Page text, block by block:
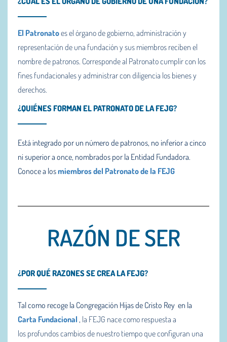
El Patronatoes el órgano de gobierno, administración y
representación de una fundación y sus miembros reciben el
nombre de patronos. Corresponde al Patronato cumplir con los
fines fundacionales y administrar con diligencia los bienes y
derechos.
¿QUIÉNES FORMAN EL PATRONATO DE LA FEJG?
Está integrado por un número de patronos, no inferior a cinco
ni superior a once, nombrados por la Entidad Fundadora.
Conoce a losmiembros del Patronato de la FEJG
RAZÓN DE SER
¿POR QUÉ RAZONES SE CREA LA FEJG?
Tal como recoge la Congregación Hijas de Cristo Rey en la
Carta Fundacional , la FEJG nace como respuesta a
los profundos cambios de nuestro tiempo que configuran una